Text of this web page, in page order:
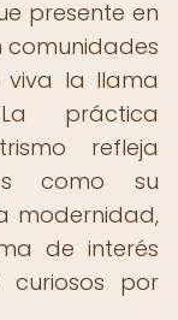
presente en
comunidades
viva la llama
práctica
refleja
como su
modernidad,
de interés
curiosos por